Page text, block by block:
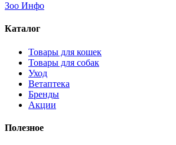
Зоо Инфо
Каталог
Товары для кошек
Товары для собак
Уход
Ветаптека
Бренды
Акции
Полезное